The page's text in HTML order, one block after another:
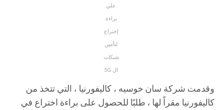
علي
براءة
إختراع
لتأمين
شبكات
ال 5G
وقدمت شركة سان خوسيه ، كاليفورنيا ، التي تتخذ من
كاليفورنيا مقراً لها ، طلبًا للحصول على براءة اختراع في